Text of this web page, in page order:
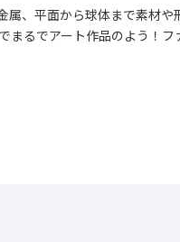
、平面から球体まで素材
るでアート作品のよう！